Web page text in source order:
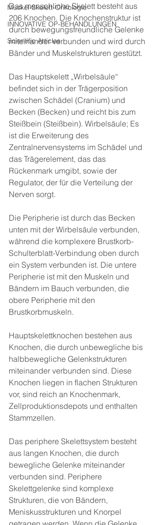
Muskel-Skelett-Onkologie
INNOVATIVE OP-BEHANDLUNGEN
Scientific Articles
Das menschliche Skelett besteht aus
206 Knochen. Die Knochenstruktur ist
durch bewegungsfreundliche Gelenke
miteinander verbunden und wird durch
Bänder und Muskelstrukturen gestützt.
Das Hauptskelett „Wirbelsäule“
befindet sich in der Trägerposition
zwischen Schädel (Cranium) und
Becken (Becken) und reicht bis zum
Steißbein (Steißbein). Wirbelsäule; Es
ist die Erweiterung des
Zentralnervensystems im Schädel und
das Trägerelement, das das
Rückenmark umgibt, sowie der
Regulator, der für die Verteilung der
Nerven sorgt.
Die Peripherie ist durch das Becken
unten mit der Wirbelsäule verbunden,
während die komplexere Brustkorb-
Schulterblatt-Verbindung oben durch
ein System verbunden ist. Die untere
Peripherie ist mit den Muskeln und
Bändern im Bauch verbunden, die
obere Peripherie mit den
Brustkorbmuskeln.
Hauptskelettknochen bestehen aus
Knochen, die durch unbewegliche bis
halbbewegliche Gelenkstrukturen
miteinander verbunden sind. Diese
Knochen liegen in flachen Strukturen
vor, sind reich an Knochenmark,
Zellproduktionsdepots und enthalten
Stammzellen.
Das periphere Skelettsystem besteht
aus langen Knochen, die durch
bewegliche Gelenke miteinander
verbunden sind. Periphere
Skelettgelenke sind komplexe
Strukturen, die von Bändern,
Meniskusstrukturen und Knorpel